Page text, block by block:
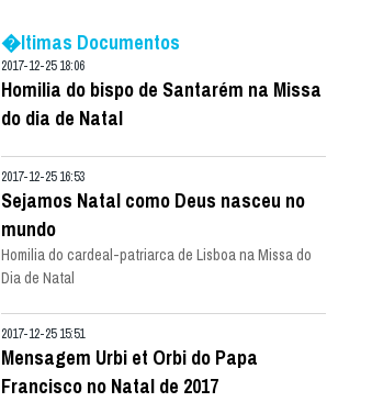
�ltimas Documentos
2017-12-25 18:06
Homilia do bispo de Santarém na Missa
do dia de Natal
2017-12-25 16:53
Sejamos Natal como Deus nasceu no
mundo
Homilia do cardeal-patriarca de Lisboa na Missa do
Dia de Natal
2017-12-25 15:51
Mensagem Urbi et Orbi do Papa
Francisco no Natal de 2017